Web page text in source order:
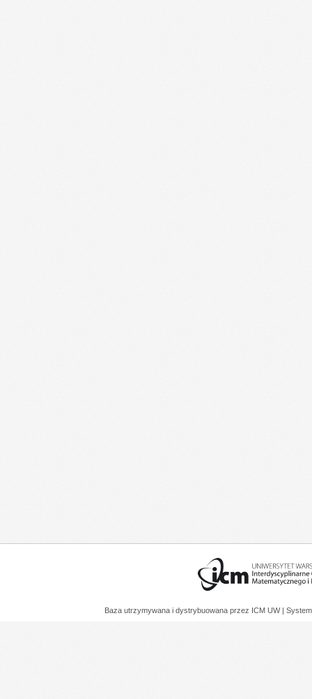
Baza utrzymywana i dystrybuowana przez ICM UW |